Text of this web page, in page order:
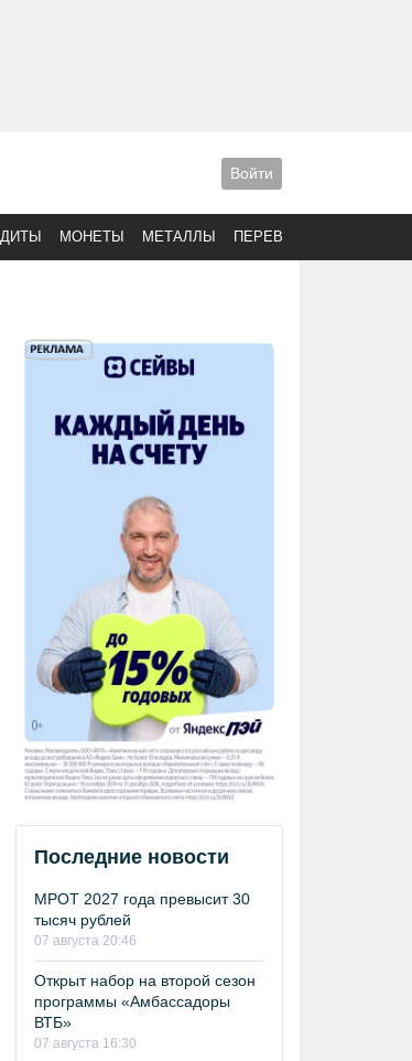
Войти
МОНЕТЫ МЕТАЛЛЫ ПЕРЕВОДЫ
Последние новости
МРОТ 2027 года превысит 30
тысяч рублей
07 августа 20:46
Открыт набор на второй сезон
программы «Амбассадоры
ВТБ»
07 августа 16:30